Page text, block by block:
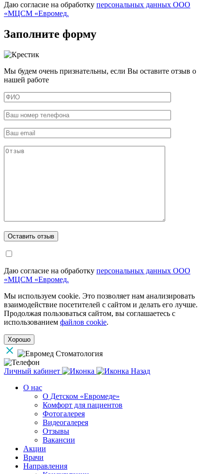
Даю согласие на обработку персональных данных ООО
«МЦСМ «Евромед.
Заполните форму
Мы будем очень признательны, если Вы оставите отзыв о
нашей работе
Даю согласие на обработку персональных данных ООО
«МЦСМ «Евромед.
Мы используем cookie. Это позволяет нам анализировать
взаимодействие посетителей с сайтом и делать его лучше.
Продолжая пользоваться сайтом, вы соглашаетесь с
использованием файлов cookie.
Хорошо
Личный кабинет
Назад
О нас
О Детском «Евромеде»
Комфорт для пациентов
Фотогалерея
Видеогалерея
Отзывы
Вакансии
Акции
Врачи
Направления